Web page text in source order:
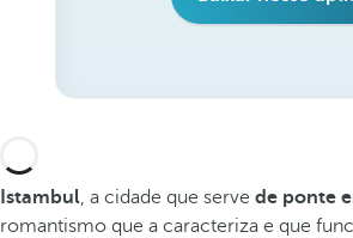
Istambul, a cidade que serve de ponte
romantismo que a caracteriza e que